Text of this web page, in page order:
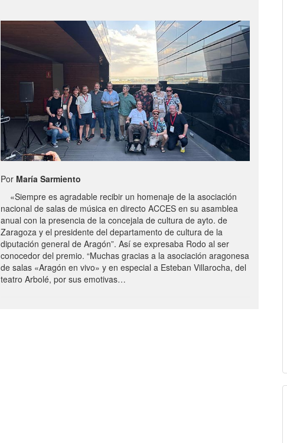
Por María Sarmiento
«Siempre es agradable recibir un homenaje de la asociación
nacional de salas de música en directo ACCES en su asamblea
anual con la presencia de la concejala de cultura de ayto. de
Zaragoza y el presidente del departamento de cultura de la
diputación general de Aragón”. Así se expresaba Rodo al ser
conocedor del premio. “Muchas gracias a la asociación aragonesa
de salas «Aragón en vivo» y en especial a Esteban Villarocha, del
teatro Arbolé, por sus emotivas…